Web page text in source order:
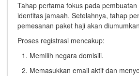
Tahap pertama fokus pada
identitas jamaah. Setelahnya, tahap
pemesanan paket haji akan
Proses registrasi mencakup:
Memilih negara domisili.
Memasukkan email aktif dan